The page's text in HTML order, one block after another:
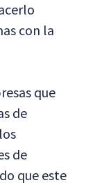
con la
que
de
de
que este